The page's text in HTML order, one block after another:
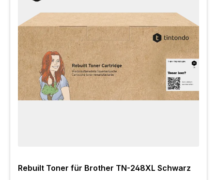
Rebuilt Toner für Brother TN-248XL Schwarz